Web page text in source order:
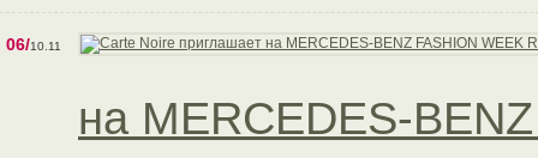
06/10.11
на MERCEDES-